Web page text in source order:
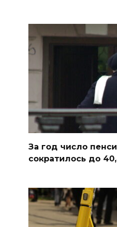
За год число
сократилось до